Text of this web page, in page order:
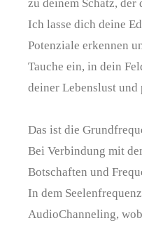
zu deinem Schatz, der
Ich lasse dich deine
Potenziale erkennen
Tauche ein, in dein
deiner Lebenslust und
Das ist die
Bei Verbindung mit
Botschaften und
In dem
AudioChanneling,